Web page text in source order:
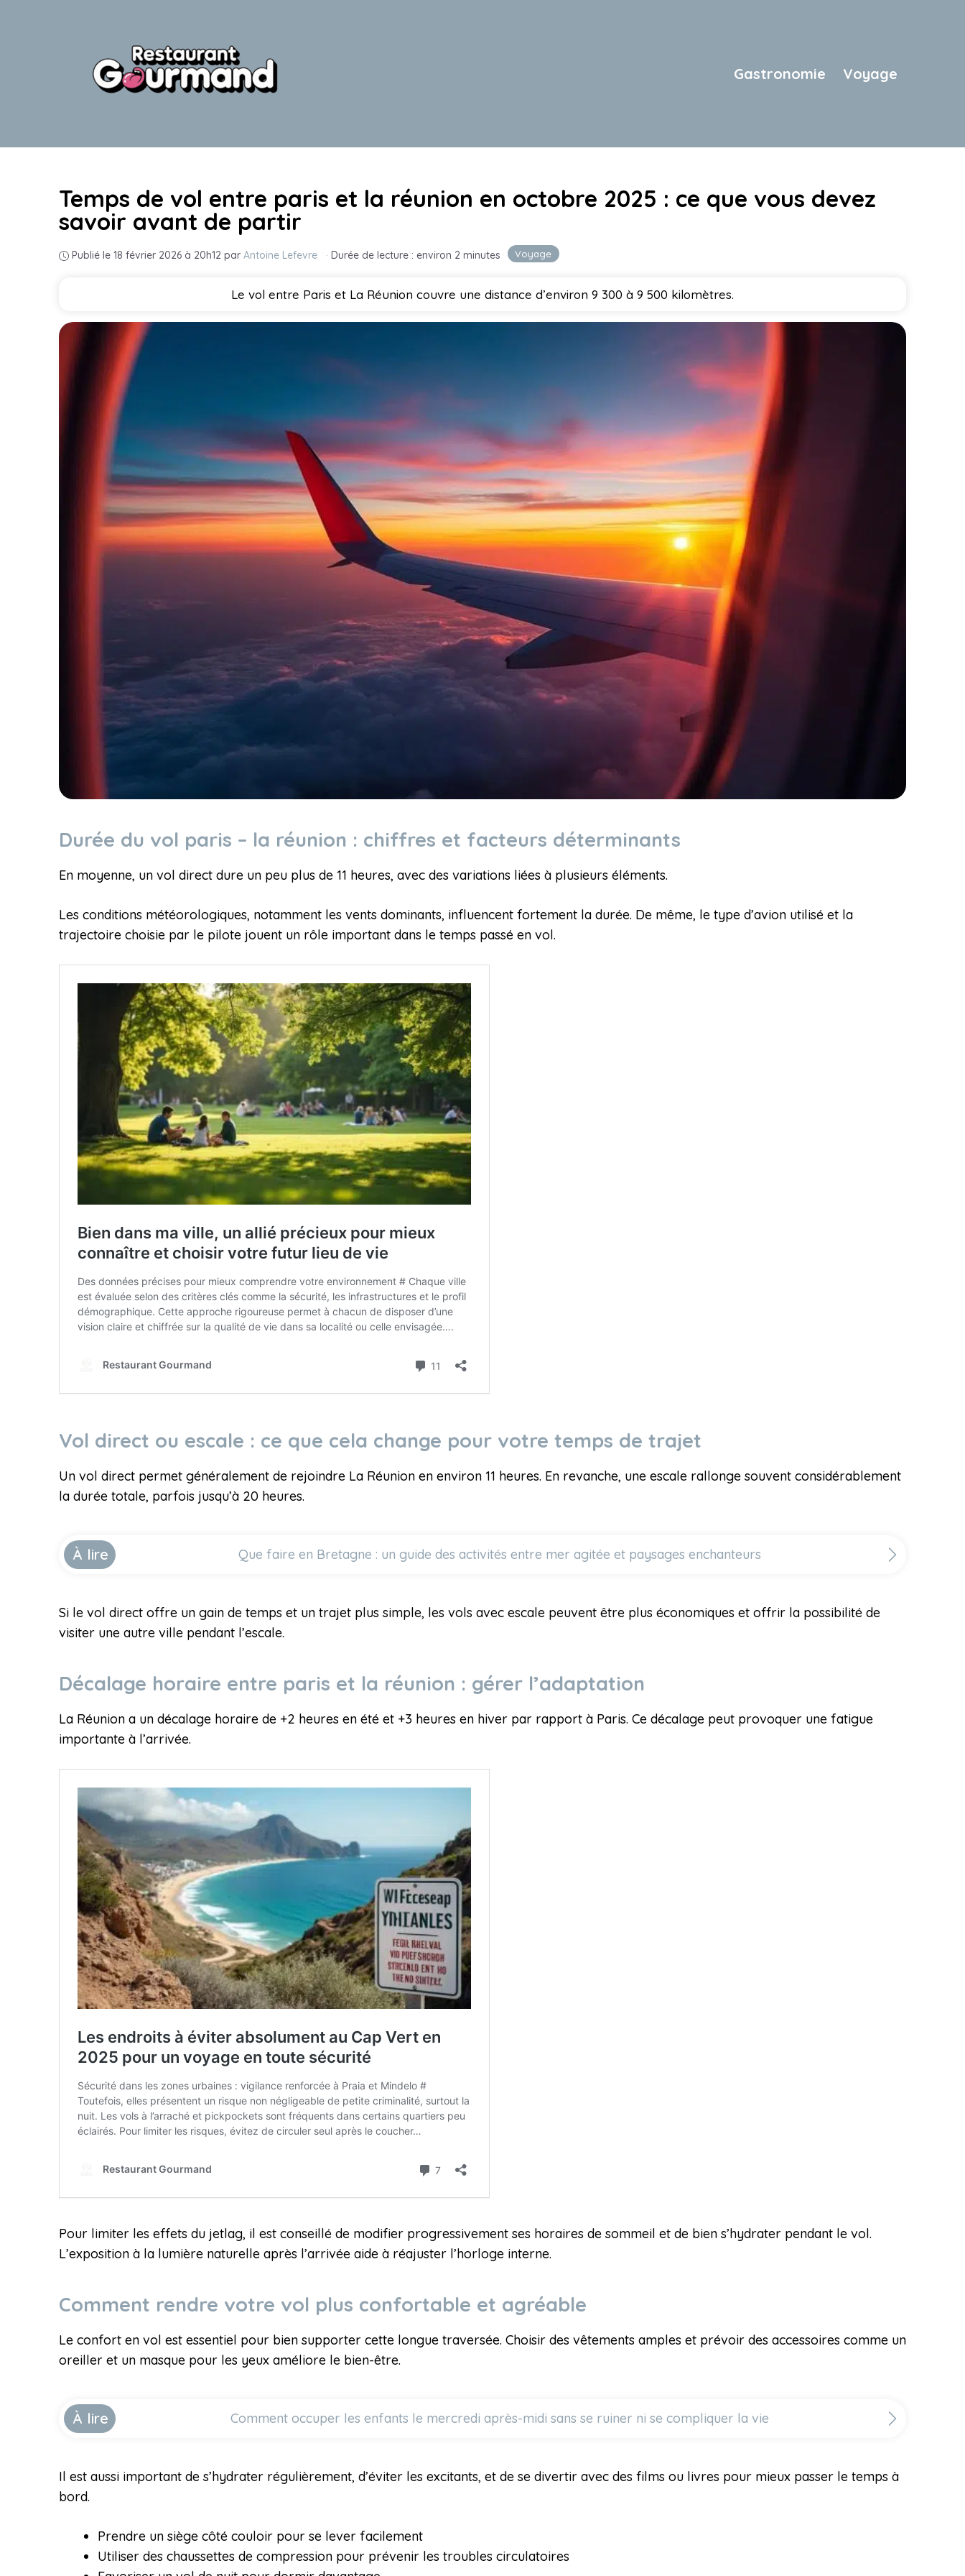
Gastronomie Voyage
Voyage
Temps de vol entre paris et la réunion en octobre 2025 : ce que vous devez
savoir avant de partir
Publié le 18 février 2026 à 20h12 par Antoine Lefevre · Durée de lecture : environ 2 minutes
Le vol entre Paris et La Réunion couvre une distance d’environ 9 300 à 9 500 kilomètres.
Durée du vol paris – la réunion : chiffres et facteurs déterminants
En moyenne, un vol direct dure un peu plus de 11 heures, avec des variations liées à plusieurs éléments.
Les conditions météorologiques, notamment les vents dominants, influencent fortement la durée. De même, le type d’avion utilisé et la
trajectoire choisie par le pilote jouent un rôle important dans le temps passé en vol.
Vol direct ou escale : ce que cela change pour votre temps de trajet
Un vol direct permet généralement de rejoindre La Réunion en environ 11 heures. En revanche, une escale rallonge souvent considérablement
la durée totale, parfois jusqu’à 20 heures.
À lire Que faire en Bretagne : un guide des activités entre mer agitée et paysages enchanteurs
Si le vol direct offre un gain de temps et un trajet plus simple, les vols avec escale peuvent être plus économiques et offrir la possibilité de
visiter une autre ville pendant l’escale.
Décalage horaire entre paris et la réunion : gérer l’adaptation
La Réunion a un décalage horaire de +2 heures en été et +3 heures en hiver par rapport à Paris. Ce décalage peut provoquer une fatigue
importante à l’arrivée.
Pour limiter les effets du jetlag, il est conseillé de modifier progressivement ses horaires de sommeil et de bien s’hydrater pendant le vol.
L’exposition à la lumière naturelle après l’arrivée aide à réajuster l’horloge interne.
Comment rendre votre vol plus confortable et agréable
Le confort en vol est essentiel pour bien supporter cette longue traversée. Choisir des vêtements amples et prévoir des accessoires comme un
oreiller et un masque pour les yeux améliore le bien-être.
À lire Comment occuper les enfants le mercredi après-midi sans se ruiner ni se compliquer la vie
Il est aussi important de s’hydrater régulièrement, d’éviter les excitants, et de se divertir avec des films ou livres pour mieux passer le temps à
bord.
Prendre un siège côté couloir pour se lever facilement
Utiliser des chaussettes de compression pour prévenir les troubles circulatoires